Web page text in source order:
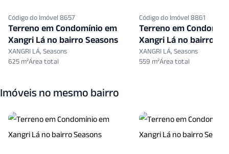
Código do Imóvel 8657
Terreno em Condomínio em
Xangri Lá no bairro Seasons
XANGRI LÁ, Seasons
625 m²
Código do Imóvel 8861
Terreno em
Xangri Lá no bairro
XANGRI LÁ, Seasons
559 m²
Imóveis no mesmo bairro